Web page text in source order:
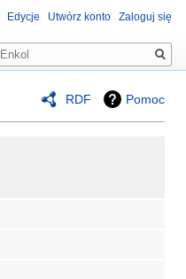
RDF Pomoc
Edycje Utwórz konto Zaloguj się